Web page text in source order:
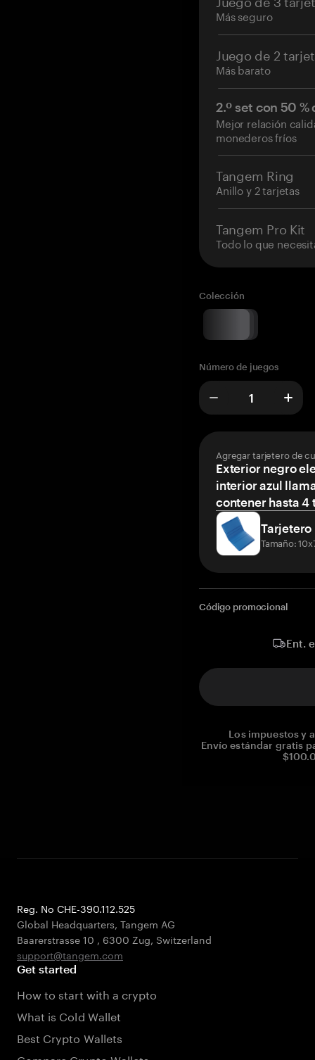
Más seguro
Juego de 2
Más barato
2.º set con 50
Mejor relación
monederos fríos
Tangem Ring
Anillo y 2 tarjetas
Tangem Pro Kit
Todo lo que
Colección
Número de juegos
Agregar tarjetero de
Exterior negro
interior azul
contener hasta 4
Tarjetero
Tamaño:
Código promocional
Ent.
Los impuestos y
Envío estándar gratis
Reg. No CHE-390.112.525
Global Headquarters, Tangem AG
Baarerstrasse 10 , 6300 Zug, Switzerland
support@tangem.com
Get started
How to start with a crypto
What is Cold Wallet
Best Crypto Wallets